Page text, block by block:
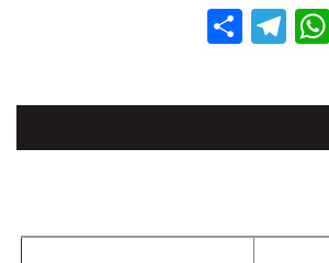
LinkedIn
WhatsApp
Telegram